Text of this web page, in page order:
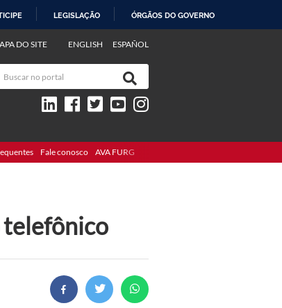
LEGISLAÇÃO ÓRGÃOS DO GOVERNO
ENGLISH ESPAÑOL
DO SITE
Fale conosco AVA FURG
telefônico